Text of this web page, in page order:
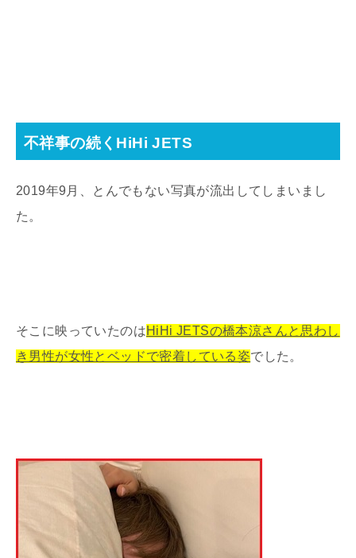
不祥事の続くHiHi JETS
2019年9月、とんでもない写真が流出してしまいまし
た。
そこに映っていたのはHiHi JETSの橋本涼さんと思わし
き男性が女性とベッドで密着している姿でした。